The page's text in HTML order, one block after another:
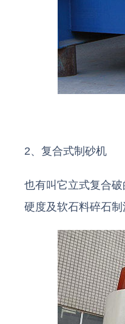
2、复合式制砂机
也有叫它立式复合
硬度及软石料碎石